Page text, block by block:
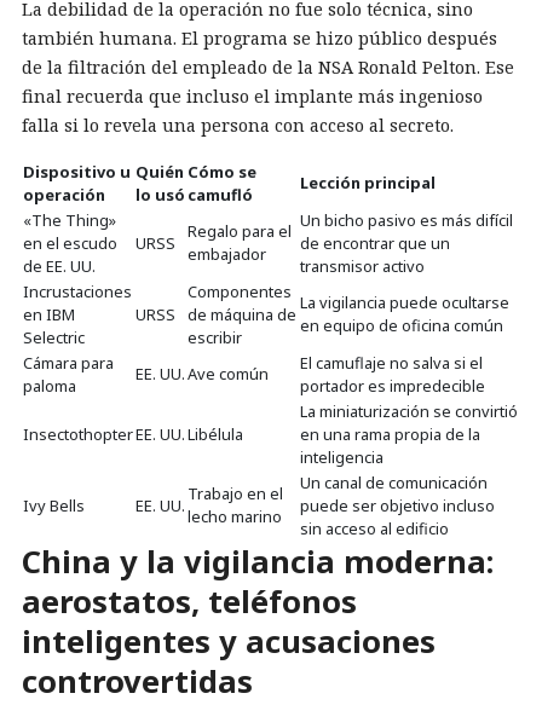
La debilidad de la operación no fue solo técnica, sino
también humana. El programa se hizo público después
de la filtración del empleado de la NSA Ronald Pelton. Ese
final recuerda que incluso el implante más ingenioso
falla si lo revela una persona con acceso al secreto.
Dispositivo u
operación
Quién
lo usó
Cómo se
camufló
Lección principal
«The Thing»
en el escudo
de EE. UU.
URSS
Regalo para el
embajador
Un bicho pasivo es más difícil
de encontrar que un
transmisor activo
Incrustaciones
en IBM
Selectric
URSS
Componentes
de máquina de
escribir
La vigilancia puede ocultarse
en equipo de oficina común
Cámara para
paloma
EE. UU.Ave común
El camuflaje no salva si el
portador es impredecible
InsectothopterEE. UU.Libélula
La miniaturización se convirtió
en una rama propia de la
inteligencia
Ivy Bells EE. UU.
Trabajo en el
lecho marino
Un canal de comunicación
puede ser objetivo incluso
sin acceso al edificio
China y la vigilancia moderna:
aerostatos, teléfonos
inteligentes y acusaciones
controvertidas